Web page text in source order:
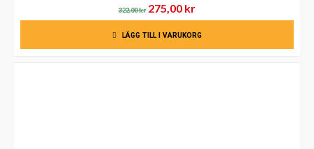
322,00kr Det
ursprungliga
priset
275,00 krDet
nuvarande
priset
LÄGG TILL I VARUKORG